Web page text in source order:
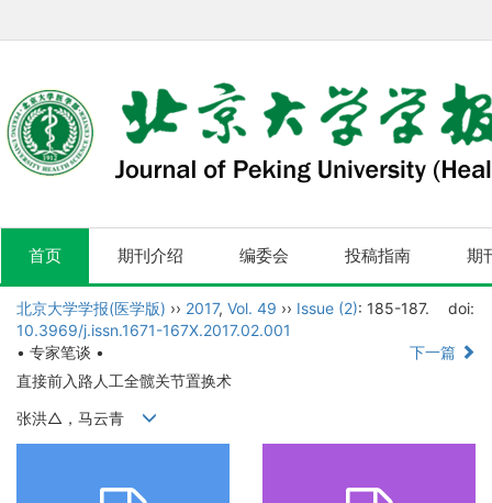
首页 期刊介绍 编委会 投稿指南 期
北京大学学报(医学版) ›› 2017, Vol. 49 ›› Issue (2): 185-187.
doi:
10.3969/j.issn.1671-167X.2017.02.001
• 专家笔谈 •
下一篇
直接前入路人工全髋关节置换术
张洪△，马云青